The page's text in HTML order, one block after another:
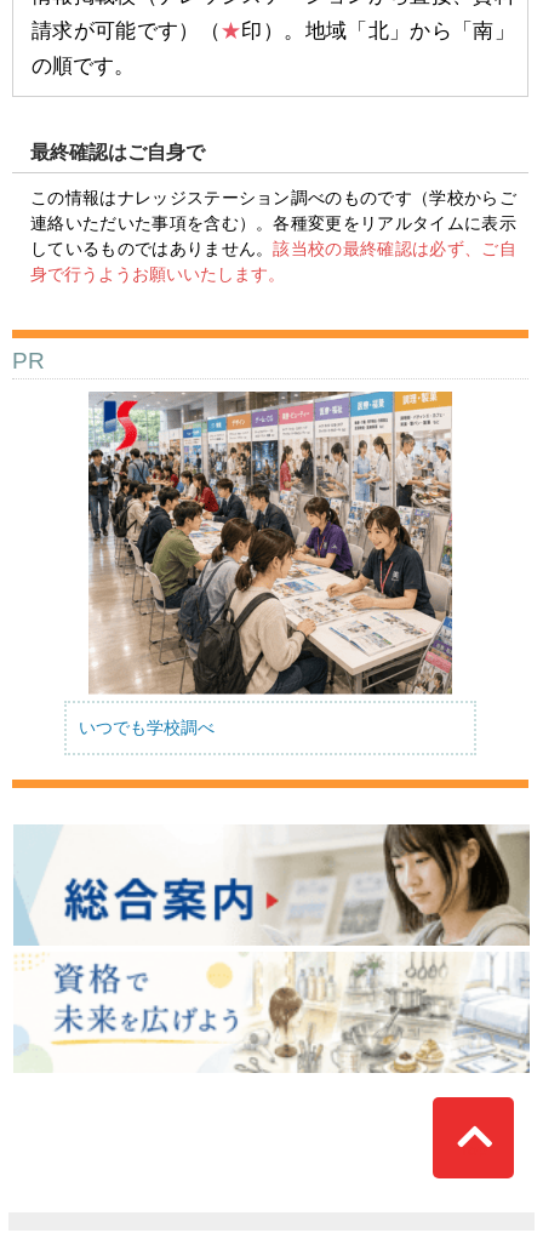
請求が可能です）（★印）。地域「北」から「南」
の順です。
最終確認はご自身で
この情報はナレッジステーション調べのものです（学校からご
連絡いただいた事項を含む）。各種変更をリアルタイムに表示
しているものではありません。該当校の最終確認は必ず、ご自
身で行うようお願いいたします。
PR
いつでも学校調べ
Top